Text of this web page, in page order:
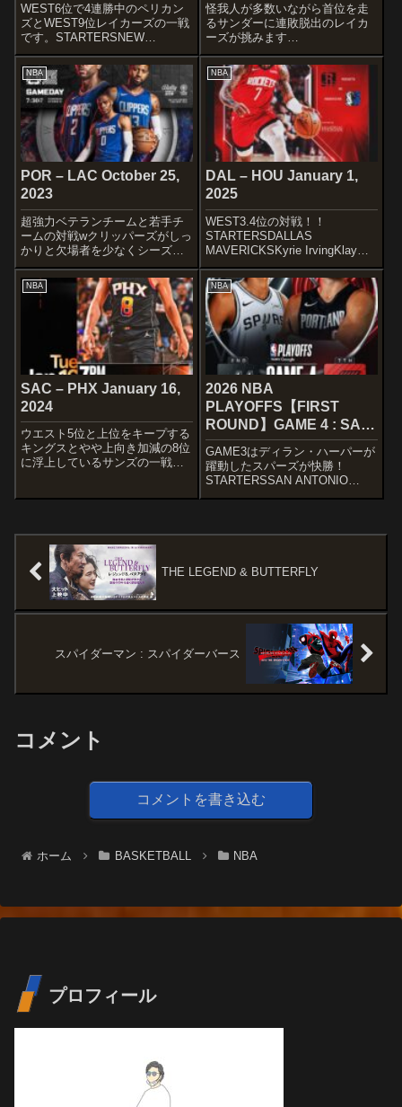
WEST6位で4連勝中のペリカン
ズとWEST9位レイカーズの一戦
です。STARTERSNEW
ORLEANS PELICANSBrandon
IngramZion WilliamsonJonas
ValanciunasHerbert Jon...
怪我人が多数いながら首位を走
るサンダーに連敗脱出のレイカ
ーズが挑みます
wSTARTERSOKLAHOMA CITY
THNDER Shai Gilgeous-
Alexander Cason Wallace
Luguentz Dort Jal...
NBA
POR – LAC October 25,
2023
超強力ベテランチームと若手チ
ームの対戦wクリッパーズがしっ
かりと欠場者を少なくシーズン
送れればめちゃくちゃ強いと思
うんですけど、今シーズンはど
うでしょう。 頑張って欲しい
ですね〜STARTERSPORTLAND
TRAIL BLAZERSM...
NBA
DAL – HOU January 1,
2025
WEST3.4位の対戦！！
STARTERSDALLAS
MAVERICKSKyrie IrvingKlay
ThompsonSpencer DinwiddieP.J.
WashingtonDereck Lively
IITonight’s ...
NBA
SAC – PHX January 16,
2024
ウエスト5位と上位をキープする
キングスとやや上向き加減の8位
に浮上しているサンズの一戦で
NBA
2026 NBA
PLAYOFFS【FIRST
ROUND】GAME 4 : SAS
– POR Apr 26, 2026
GAME3はディラン・ハーパーが
躍動したスパーズが快勝！
STARTERSSAN ANTONIO
SPURSLET'S GO 🔥
Sa...
THE LEGEND & BUTTERFLY
スパイダーマン : スパイダーバース
コメント
コメントを書き込む
ホーム BASKETBALL NBA
プロフィール